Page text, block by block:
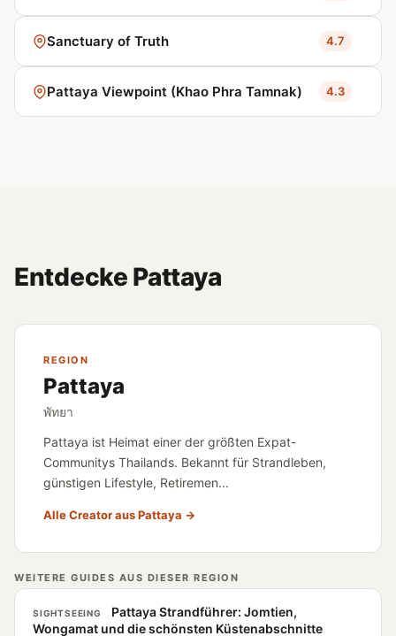
Sanctuary of Truth 4.7
Pattaya Viewpoint (Khao Phra Tamnak) 4.3
Entdecke Pattaya
REGION
Pattaya
พัทยา
Pattaya ist Heimat einer der größten Expat-
Communitys Thailands. Bekannt für Strandleben,
günstigen Lifestyle, Retiremen...
Alle Creator aus Pattaya →
WEITERE GUIDES AUS DIESER REGION
SIGHTSEEING
Pattaya Strandführer: Jomtien,
Wongamat und die schönsten Küstenabschnitte